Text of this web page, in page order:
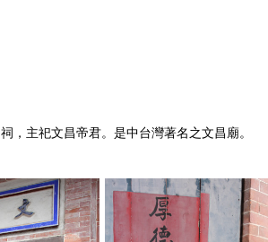
，主祀文昌帝君。是中台灣著名之文昌廟。